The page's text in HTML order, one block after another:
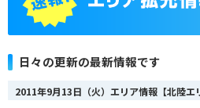
My UQ mobile
UQ mobile
UQ WiMAX
UQ WiMAX
日々の更新の最新情報です
2011年9月13日（火）エリア情報【北陸エ